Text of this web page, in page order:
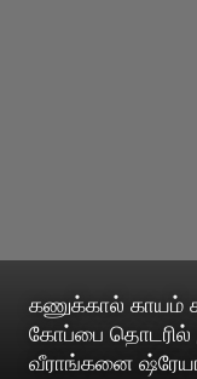
கணுக்கால் காயம்
கோப்பை தொடரில்
வீராங்கனை